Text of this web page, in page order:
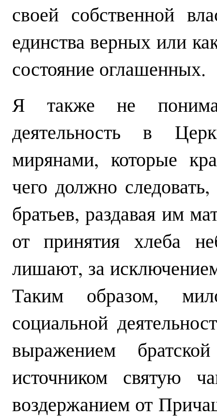
своей собственной
единства верных или
состояние оглашенных.
Я также не
деятельность в
мирянами, которые
чего должно
братьев, раздавая им
от принятия хлеба
лишают, за
Таким образом,
социальной
выражением
источником
воздержанием от